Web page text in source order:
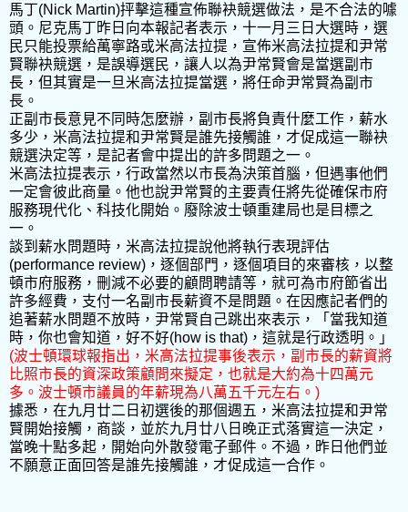
馬丁(Nick Martin)抨擊這種宣佈聯袂競選做法，是不合法的噱
頭。尼克馬丁昨日向本報記者表示，十一月三日大選時，選
民只能投票給萬寧路或米高法拉提，宣佈米高法拉提和尹常
賢聯袂競選，是誤導選民，讓人以為尹常賢會是當選副市
長，但其實是一旦米高法拉提當選，將任命尹常賢為副市
長。
正副市長意見不同時怎麼辦，副市長將負責什麼工作，薪水
多少，米高法拉提和尹常賢是誰先接觸誰，才促成這一聯袂
競選決定等，是記者會中提出的許多問題之一。
米高法拉提表示，行政當然以市長為決策首腦，但遇事他們
一定會彼此商量。他也說尹常賢的主要責任將先從確保市府
服務現代化、科技化開始。廢除波士頓重建局也是目標之
一。
談到薪水問題時，米高法拉提說他將執行表現評估
(performance review)，逐個部門，逐個項目的來審核，以整
頓市府服務，刪減不必要的顧問聘請等，就可為市府節省出
許多經費，支付一名副市長薪資不是問題。在因應記者們的
追著薪水問題不放時，尹常賢自己跳出來表示，「當我知道
時，你也會知道，好不好(how is that)，這就是行政透明。」
(波士頓環球報指出，米高法拉提事後表示，副市長的薪資將
比照市長的資深政策顧問來擬定，也就是大約為十四萬元
多。波士頓市議員的年薪現為八萬五千元左右。)
據悉，在九月廿二日初選後的那個週五，米高法拉提和尹常
賢開始接觸，商談，並於九月廿八日晚正式落實這一決定，
當晚十點多起，開始向外散發電子郵件。不過，昨日他們並
不願意正面回答是誰先接觸誰，才促成這一合作。